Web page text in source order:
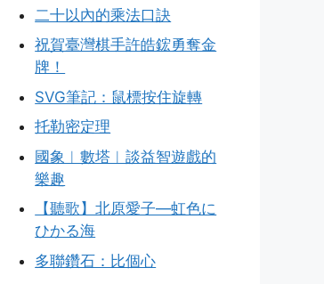
二十以內的乘法口訣
祝賀臺灣棋手許皓鋐勇奪金
牌！
SVG筆記：鼠標按住旋轉
托勒密定理
國象︱數塔︱談益智遊戲的
樂趣
【聽歌】北原愛子—虹色に
ひかる海
多聯鑽石：比個心